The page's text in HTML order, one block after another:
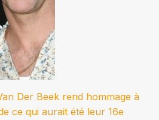
Der Beek rend hommage à
ce qui aurait été leur 16e